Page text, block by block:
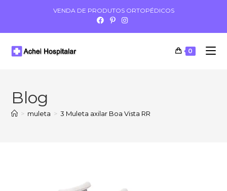
VENDA DE PRODUTOS ORTOPÉDICOS
0
Blog
> muleta > 3 Muleta axilar Boa Vista RR